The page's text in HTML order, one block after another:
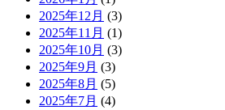
2025年12月 (3)
2025年11月 (1)
2025年10月 (3)
2025年9月 (3)
2025年8月 (5)
2025年7月 (4)